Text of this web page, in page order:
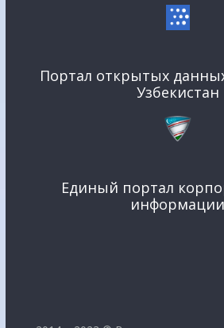
Портал открытых
Узбекистан
Единый портал
информации